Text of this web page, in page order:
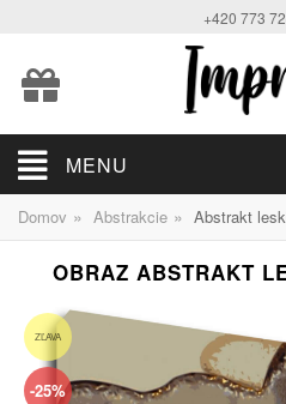
+420 773
MENU
Domov » Abstrakcie » Abstrakt
OBRAZ ABSTRAKT
ZĽAVA
-25%